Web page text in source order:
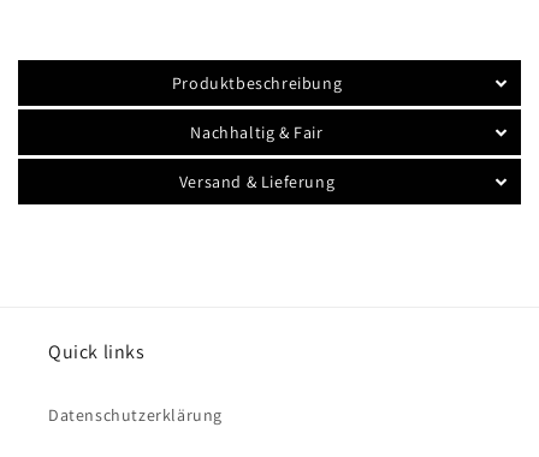
Produktbeschreibung
Nachhaltig & Fair
Versand & Lieferung
Quick links
Datenschutzerklärung